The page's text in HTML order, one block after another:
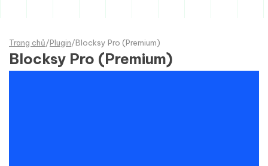
Trang chủ/Plugin/Blocksy Pro (Premium)
Blocksy Pro (Premium)